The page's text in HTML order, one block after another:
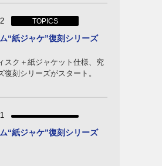
TOPICS
“紙ジャケ”復刻シリーズ
スク＋紙ジャケット仕様、究
復刻シリーズがスタート。
“紙ジャケ”復刻シリーズ